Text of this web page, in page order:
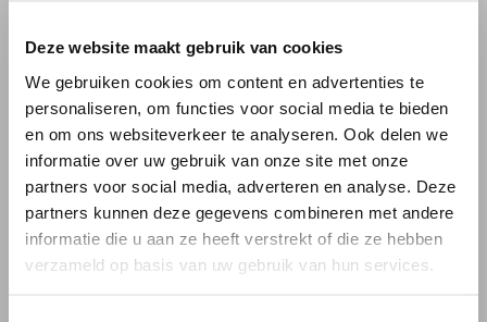
Deze website maakt gebruik van cookies
We gebruiken cookies om content en advertenties te
personaliseren, om functies voor social media te bieden
en om ons websiteverkeer te analyseren. Ook delen we
informatie over uw gebruik van onze site met onze
partners voor social media, adverteren en analyse. Deze
partners kunnen deze gegevens combineren met andere
informatie die u aan ze heeft verstrekt of die ze hebben
verzameld op basis van uw gebruik van hun services.
WILLKOMMEN BEI STUDIO
ANNELOES
Es scheint, dass du uns von einem anderen Land aus
Bist du am richtigen Ort?
Zur niederländischen Seite wechseln